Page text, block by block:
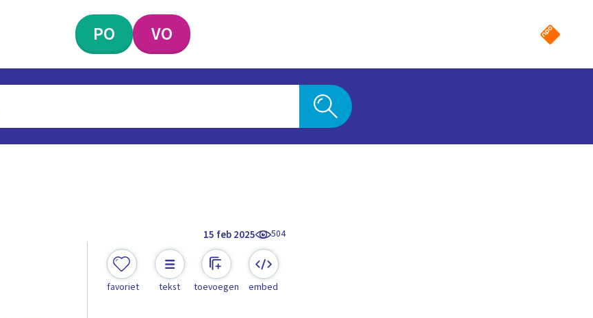
PO VO
15 feb 2025 504
favoriet tekst toevoegen embed